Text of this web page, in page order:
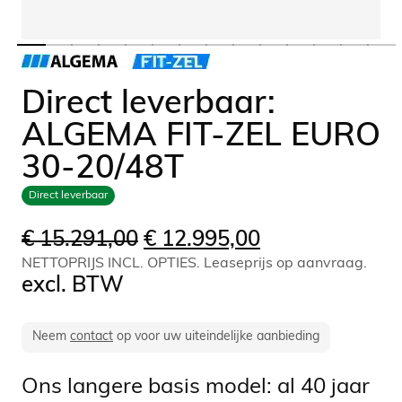
Direct leverbaar:
ALGEMA FIT-ZEL EURO
30-20/48T
Direct leverbaar
€15.291,00 Oorspronkelijke
prijs
€ 12.995,00Huidige
prijs
NETTOPRIJS INCL. OPTIES. Leaseprijs op aanvraag.
excl. BTW
Neem contact op voor uw uiteindelijke aanbieding
Ons langere basis model: al 40 jaar